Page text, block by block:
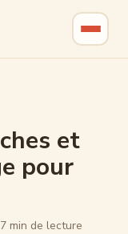
et
pour
7 min de lecture